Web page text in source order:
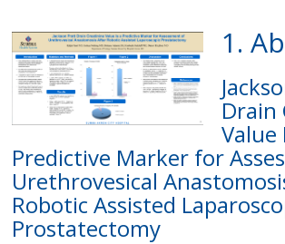
1.
Drain
Value
Predictive Marker for
Urethrovesical
Robotic Assisted
Prostatectomy